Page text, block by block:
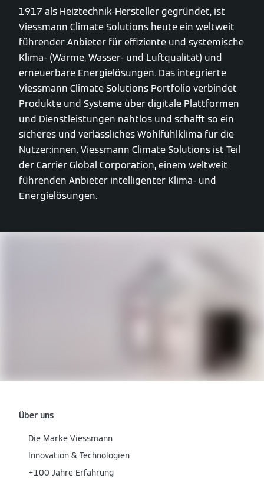
1917 als Heiztechnik-Hersteller gegründet, ist
Viessmann Climate Solutions heute ein weltweit
führender Anbieter für effiziente und systemische
Klima- (Wärme, Wasser- und Luftqualität) und
erneuerbare Energielösungen. Das integrierte
Viessmann Climate Solutions Portfolio verbindet
Produkte und Systeme über digitale Plattformen
und Dienstleistungen nahtlos und schafft so ein
sicheres und verlässliches Wohlfühlklima für die
Nutzer:innen. Viessmann Climate Solutions ist Teil
der Carrier Global Corporation, einem weltweit
führenden Anbieter intelligenter Klima- und
Energielösungen.
Über uns
Die Marke Viessmann
Innovation & Technologien
+100 Jahre Erfahrung